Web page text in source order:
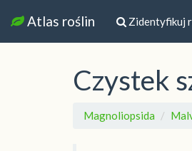
Atlas roślin Zidentyfikuj
Czystek
Magnoliopsida